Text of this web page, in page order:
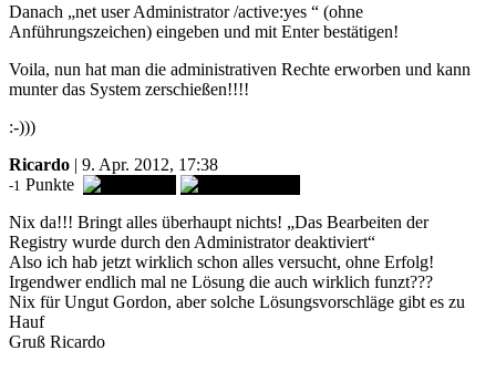
Danach „net user Administrator /active:yes “ (ohne
Anführungszeichen) eingeben und mit Enter bestätigen!
Voila, nun hat man die administrativen Rechte erworben und kann
munter das System zerschießen!!!!
:-)))
Ricardo | 9. Apr. 2012, 17:38
-1 Punkte
Nix da!!! Bringt alles überhaupt nichts! „Das Bearbeiten der
Registry wurde durch den Administrator deaktiviert“
Also ich hab jetzt wirklich schon alles versucht, ohne Erfolg!
Irgendwer endlich mal ne Lösung die auch wirklich funzt???
Nix für Ungut Gordon, aber solche Lösungsvorschläge gibt es zu
Hauf
Gruß Ricardo